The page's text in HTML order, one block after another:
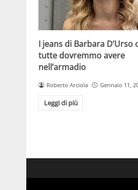
I jeans di Barbara D’Urso
tutte dovremmo avere
nell’armadio
Roberto Arciola Gennaio 11,
Leggi di più